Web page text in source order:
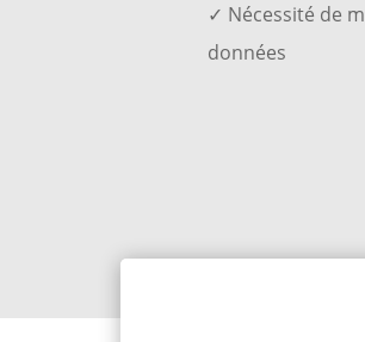
✓ Nécessité de
données